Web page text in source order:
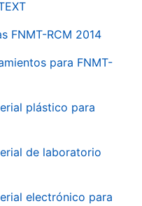
FNMT-RCM 2014
para FNMT-
plástico para
de laboratorio
electrónico para